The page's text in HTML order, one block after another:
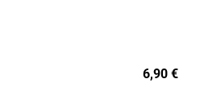
6,90 €